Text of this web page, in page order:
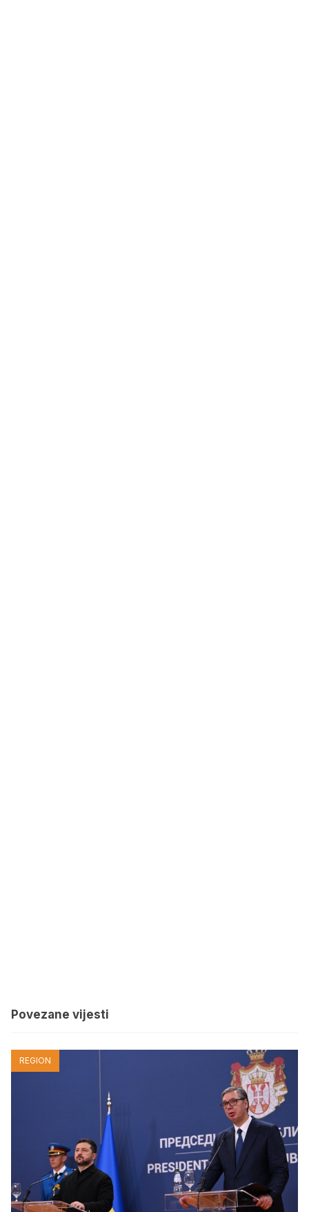
Povezane vijesti
REGION